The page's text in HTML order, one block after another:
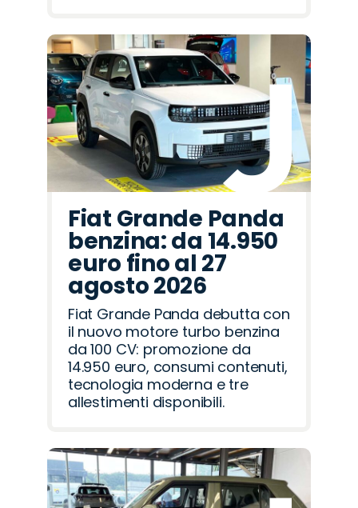
Fiat Grande Panda
benzina: da 14.950
euro fino al 27
agosto 2026
Fiat Grande Panda debutta con
il nuovo motore turbo benzina
da 100 CV: promozione da
14.950 euro, consumi contenuti,
tecnologia moderna e tre
allestimenti disponibili.